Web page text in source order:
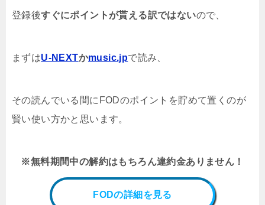
登録後すぐにポイントが貰える訳ではないので、
まずはU-NEXTかmusic.jpで読み、
その読んでいる間にFODのポイントを貯めて置くのが
賢い使い方かと思います。
※無料期間中の解約はもちろん違約金ありません！
FODの詳細を見る